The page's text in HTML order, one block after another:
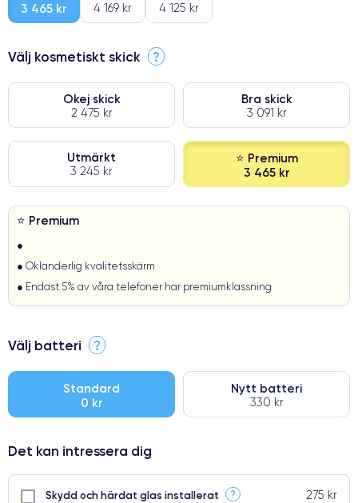
3 465 kr
4 169 kr 4 125 kr
Välj kosmetiskt skick ?
Okej skick
2 475 kr
Bra skick
3 091 kr
Utmärkt
3 245 kr
⭐ Premium
3 465 kr
⭐ Premium
●
● Oklanderlig kvalitetsskärm
● Endast 5% av våra telefoner har premiumklassning
Välj batteri ?
Standard
0 kr
Nytt batteri
330 kr
Det kan intressera dig
Skydd och härdat glas installerat ? 275 kr